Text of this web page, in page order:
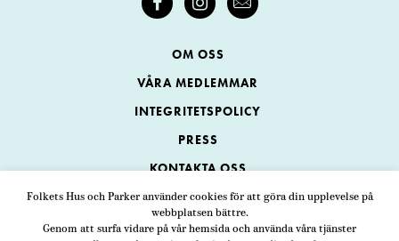
Folkets Hus och Parker använder cookies för att göra din upplevelse på
webbplatsen bättre.
Genom att surfa vidare på vår hemsida och använda våra tjänster
OM OSS
VÅRA MEDLEMMAR
INTEGRITETSPOLICY
PRESS
KONTAKTA OSS
Folkets Hus och Parker